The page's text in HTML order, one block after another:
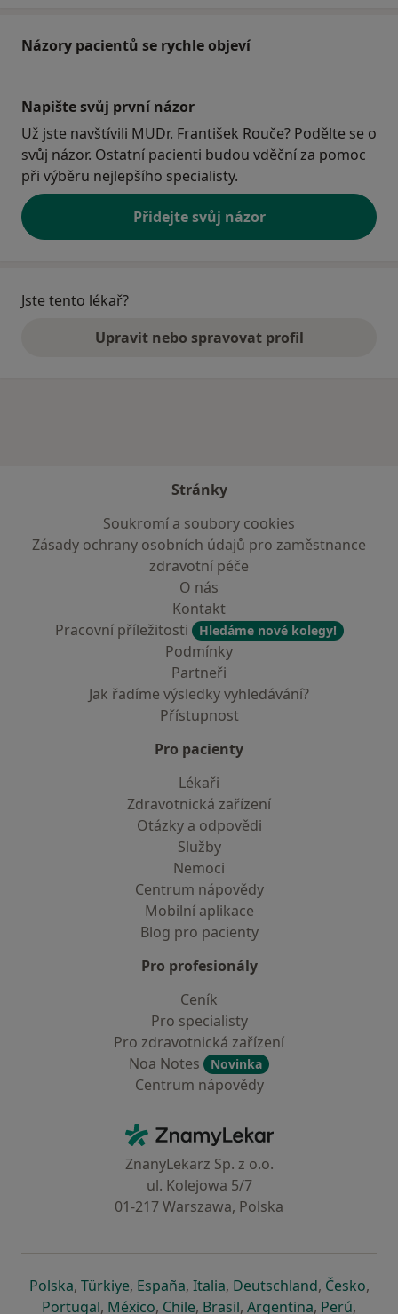
Názory pacientů se rychle objeví
Napište svůj první názor
Už jste navštívili MUDr. František Rouče? Podělte se o
svůj názor. Ostatní pacienti budou vděční za pomoc
při výběru nejlepšího specialisty.
Přidejte svůj názor
Jste tento lékař?
Upravit nebo spravovat profil
Stránky
Soukromí a soubory cookies
Zásady ochrany osobních údajů pro zaměstnance
zdravotní péče
O nás
Kontakt
Pracovní příležitosti
Hledáme nové kolegy!
Podmínky
Partneři
Jak řadíme výsledky vyhledávání?
Přístupnost
Pro pacienty
Lékaři
Zdravotnická zařízení
Otázky a odpovědi
Služby
Nemoci
Centrum nápovědy
Mobilní aplikace
Blog pro pacienty
Pro profesionály
Ceník
Pro specialisty
Pro zdravotnická zařízení
Noa Notes
Novinka
Centrum nápovědy
ZnamyLekar - Hlavní stránka
ZnanyLekarz Sp. z o.o.
ul. Kolejowa 5/7
01-217 Warszawa, Polska
Polskase otevře v nové záložce
, Türkiyese otevře v nové záložce
, Españase otevře v nové záložce
, Italiase otevře v nové záložce
, Deutschlandse otevře v
, Českose
,
Portugalse otevře v nové záložce
, Méxicose otevře v nové záložce
, Chilese otevře v nové záložce
, Brasilse otevře v nové
, Argentinase otevře v
, Perúse
,